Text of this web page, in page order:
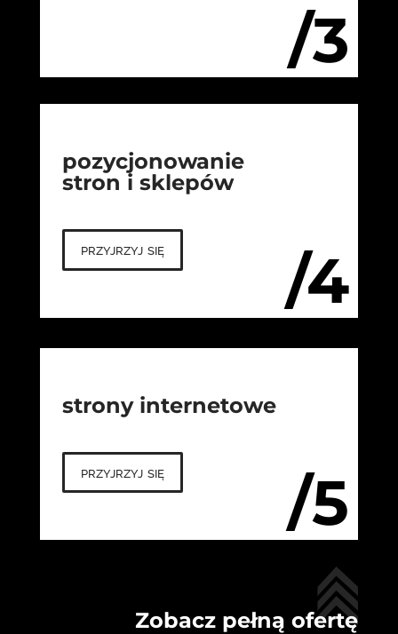
/3
/4
pozycjonowanie
stron i sklepów
przyjrzyj się
/5
strony internetowe
przyjrzyj się
Zobacz pełną ofertę